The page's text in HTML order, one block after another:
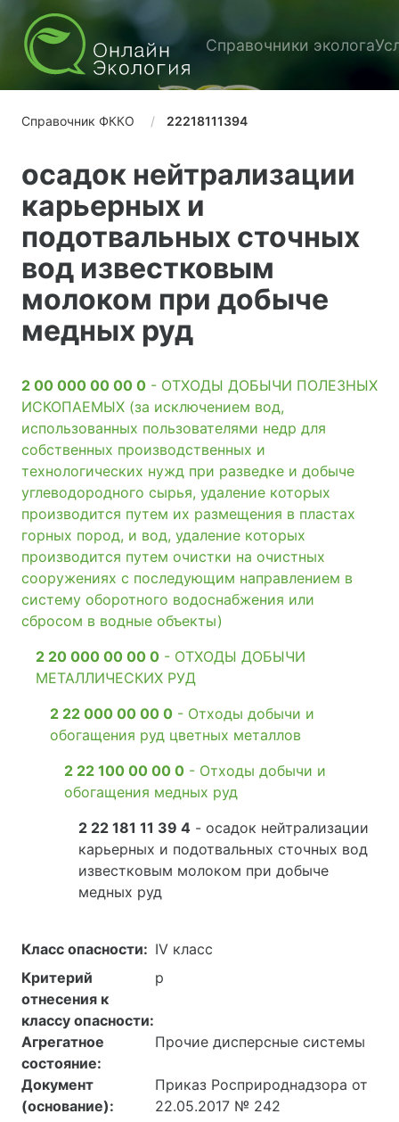
Справочники эколога
Справочник ФККО 22218111394
осадок нейтрализации
карьерных и
подотвальных сточных
вод известковым
молоком при добыче
медных руд
2 00 000 00 00 0 - ОТХОДЫ ДОБЫЧИ ПОЛЕЗНЫХ
ИСКОПАЕМЫХ (за исключением вод,
использованных пользователями недр для
собственных производственных и
технологических нужд при разведке и добыче
углеводородного сырья, удаление которых
производится путем их размещения в пластах
горных пород, и вод, удаление которых
производится путем очистки на очистных
сооружениях с последующим направлением в
систему оборотного водоснабжения или
сбросом в водные объекты)
2 20 000 00 00 0 - ОТХОДЫ ДОБЫЧИ
МЕТАЛЛИЧЕСКИХ РУД
2 22 000 00 00 0 - Отходы добычи и
обогащения руд цветных металлов
2 22 100 00 00 0 - Отходы добычи и
обогащения медных руд
2 22 181 11 39 4 - осадок нейтрализации
карьерных и подотвальных сточных вод
известковым молоком при добыче
медных руд
Класс опасности: IV класс
Критерий
отнесения к
классу опасности:
р
Агрегатное
состояние:
Прочие дисперсные системы
Документ
(основание):
Приказ Росприроднадзора от
22.05.2017 № 242